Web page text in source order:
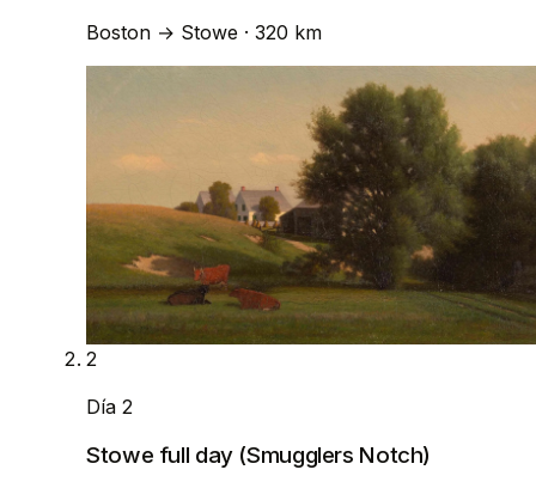
Boston → Stowe · 320 km
2
Día 2
Stowe full day (Smugglers Notch)